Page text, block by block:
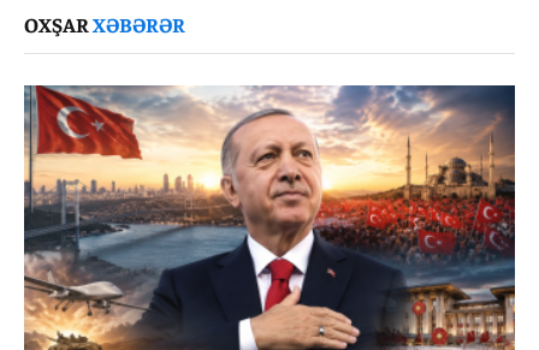
OXŞARXƏBƏRƏR